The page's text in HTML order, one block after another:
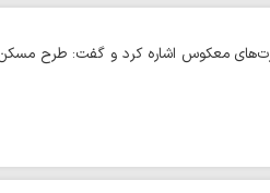
معکوس اشاره کرد و گفت: طرح